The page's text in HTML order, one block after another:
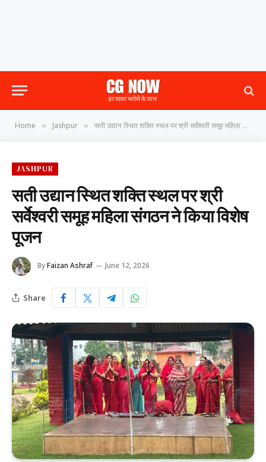
Home » Jashpur » सती उद्यान स्थित शक्ति स्थल पर श्री सर्वेश्वरी समूह महिला संगठन ने किया विशेष पूजन
JASHPUR
सती उद्यान स्थित शक्ति स्थल पर श्री
सर्वेश्वरी समूह महिला संगठन ने किया विशेष
पूजन
ByFaizan Ashraf June 12, 2026
Share